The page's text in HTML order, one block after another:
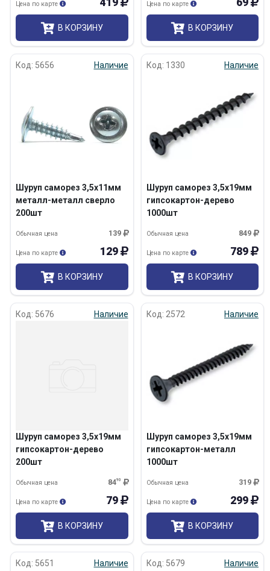
419
Цена по карте
В КОРЗИНУ
69
Цена по карте
В КОРЗИНУ
Код: 5656 Наличие
Шуруп саморез 3,5х11мм
металл-металл сверло
200шт
139
Обычная цена
129
Цена по карте
В КОРЗИНУ
Код: 1330 Наличие
Шуруп саморез 3,5х19мм
гипсокартон-дерево
1000шт
849
Обычная цена
789
Цена по карте
В КОРЗИНУ
Код: 5676 Наличие
Шуруп саморез 3,5х19мм
гипсокартон-дерево
200шт
8490
Обычная цена
79
Цена по карте
В КОРЗИНУ
Код: 2572 Наличие
Шуруп саморез 3,5х19мм
гипсокартон-металл
1000шт
319
Обычная цена
299
Цена по карте
В КОРЗИНУ
Код: 5651 Наличие Код: 5679 Наличие